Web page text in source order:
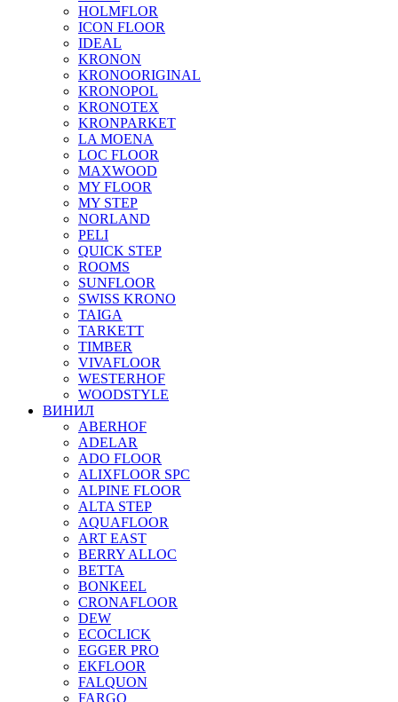
HOLMFLOR
ICON FLOOR
IDEAL
KRONON
KRONOORIGINAL
KRONOPOL
KRONOTEX
KRONPARKET
LA MOENA
LOC FLOOR
MAXWOOD
MY FLOOR
MY STEP
NORLAND
PELI
QUICK STEP
ROOMS
SUNFLOOR
SWISS KRONO
TAIGA
TARKETT
TIMBER
VIVAFLOOR
WESTERHOF
WOODSTYLE
ВИНИЛ
ABERHOF
ADELAR
ADO FLOOR
ALIXFLOOR SPC
ALPINE FLOOR
ALTA STEP
AQUAFLOOR
ART EAST
BERRY ALLOC
BETTA
BONKEEL
CRONAFLOOR
DEW
ECOCLICK
EGGER PRO
EKFLOOR
FALQUON
FARGO